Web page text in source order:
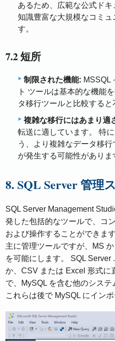
あるため、広範な公式ド
知識豊富な大規模なコミ
す。
7.2 短所
制限された機能: MSSQL
ト ツールは基本的な機能
タ移行ツールと比較すると
複雑な移行にはあまり適
転送に適しています。 特
う、より複雑なデータ移
が発生する可能性がありま
8. SQL Server 管理
SQL Server Management
発した包括的なツールで、コ
および操作することができま
主に管理ツールですが、MS
を可能にします。 SQL Server
か、CSV または Excel 形式に
で、MySQL を含む他のシステ
これらは後で MySQL にインポ